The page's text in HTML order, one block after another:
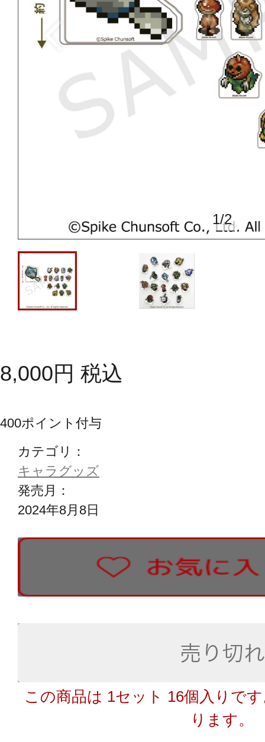
1/2
8,000円 税込
400ポイント付与
カテゴリ：
キャラグッズ
発売月：
2024年8月8日
この商品は 1セット 16個入りで
ります。